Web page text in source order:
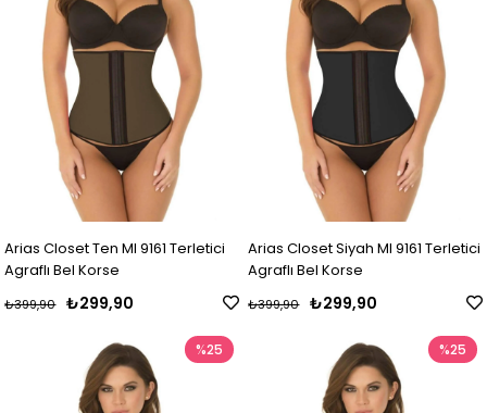
Arias Closet Ten MI 9161 Terletici
Agraflı Bel Korse
₺299,90
₺399,90
Arias Closet Siyah MI 9161 Terletici
Agraflı Bel Korse
₺299,90
₺399,90
%25 %25